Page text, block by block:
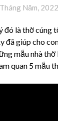
Năm, 2022
là thờ cúng
đã giúp cho
mẫu nhà thờ
quan 5 mẫu